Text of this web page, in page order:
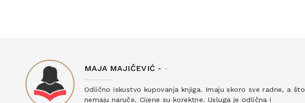
MAJA MAJIČEVIĆ - -
Odlično iskustvo kupovanja knjiga. Imaju skoro sve radne, a što
nemaju naruče. Cijene su korektne. Usluga je odlična i